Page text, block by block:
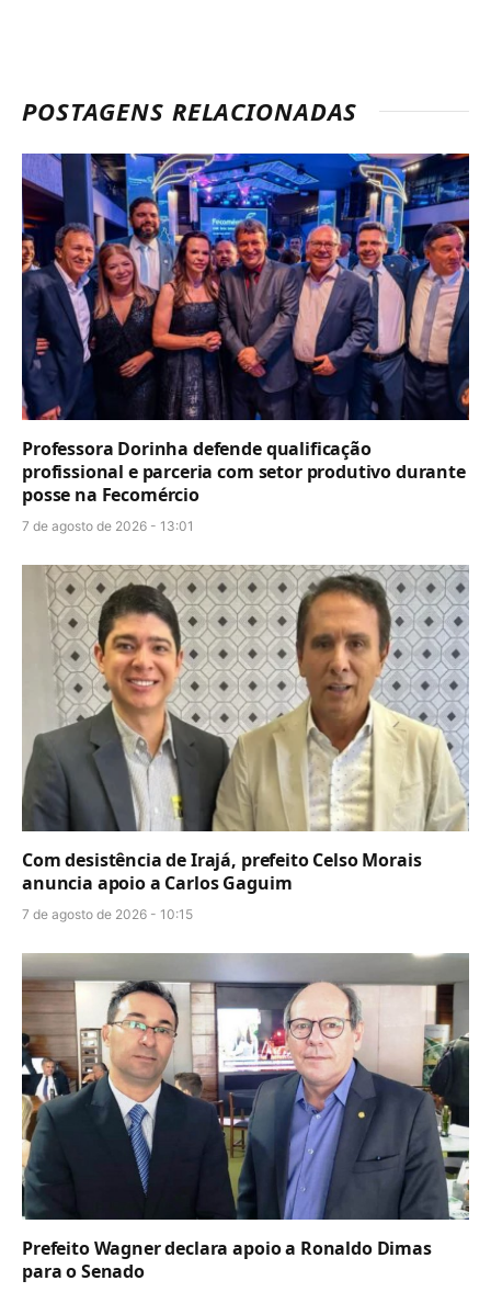
POSTAGENS RELACIONADAS
Professora Dorinha defende qualificação
profissional e parceria com setor produtivo durante
posse na Fecomércio
7 de agosto de 2026 - 13:01
Com desistência de Irajá, prefeito Celso Morais
anuncia apoio a Carlos Gaguim
7 de agosto de 2026 - 10:15
Prefeito Wagner declara apoio a Ronaldo Dimas
para o Senado